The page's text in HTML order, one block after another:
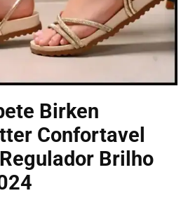
Birken
Confortavel
Brilho